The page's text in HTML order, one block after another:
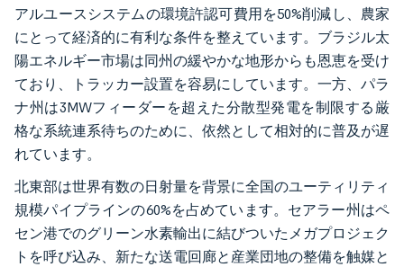
アルユースシステムの環境許認可費用を50%削減し、農家
にとって経済的に有利な条件を整えています。ブラジル太
陽エネルギー市場は同州の緩やかな地形からも恩恵を受け
ており、トラッカー設置を容易にしています。一方、パラ
ナ州は3MWフィーダーを超えた分散型発電を制限する厳
格な系統連系待ちのために、依然として相対的に普及が遅
れています。
北東部は世界有数の日射量を背景に全国のユーティリティ
規模パイプラインの60%を占めています。セアラー州はペ
セン港でのグリーン水素輸出に結びついたメガプロジェク
トを呼び込み、新たな送電回廊と産業団地の整備を触媒と